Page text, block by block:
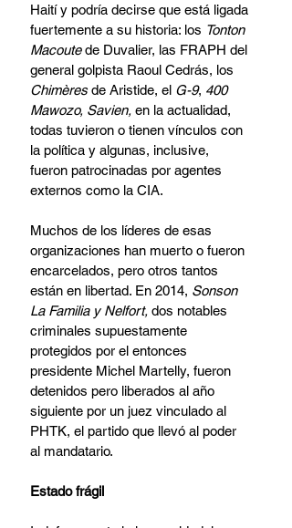
Haití y podría decirse que está ligada
fuertemente a su historia: los Tonton
Macoute de Duvalier, las FRAPH del
general golpista Raoul Cedrás, los
Chimères de Aristide, el G-9, 400
Mawozo, Savien, en la actualidad,
todas tuvieron o tienen vínculos con
la política y algunas, inclusive,
fueron patrocinadas por agentes
externos como la CIA.
Muchos de los líderes de esas
organizaciones han muerto o fueron
encarcelados, pero otros tantos
están en libertad. En 2014, Sonson
La Familia y Nelfort, dos notables
criminales supuestamente
protegidos por el entonces
presidente Michel Martelly, fueron
detenidos pero liberados al año
siguiente por un juez vinculado al
PHTK, el partido que llevó al poder
al mandatario.
Estado frágil